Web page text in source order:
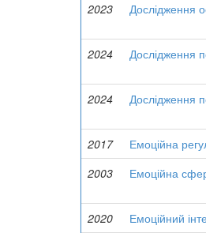
2023
Дослідження
2024
Дослідження
2024
Дослідження
2017
Емоційна
2003
Емоційна
2020
Емоційний